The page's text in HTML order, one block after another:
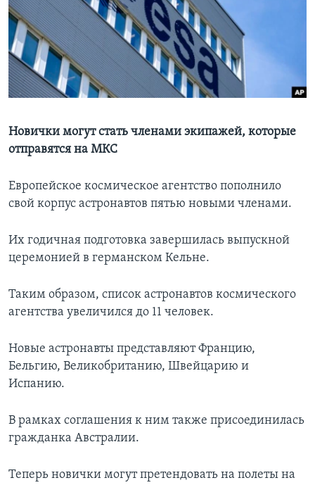
Learning English
СОЦИАЛЬНЫЕ СЕТИ
Языки
Новички могут стать членами экипажей, которые
отправятся на МКС
Европейское космическое агентство пополнило
свой корпус астронавтов пятью новыми членами.
Их годичная подготовка завершилась выпускной
церемонией в германском Кельне.
Таким образом, список астронавтов космического
агентства увеличился до 11 человек.
Новые астронавты представляют Францию,
Бельгию, Великобританию, Швейцарию и
Испанию.
В рамках соглашения к ним также присоединилась
гражданка Австралии.
Теперь новички могут претендовать на полеты на